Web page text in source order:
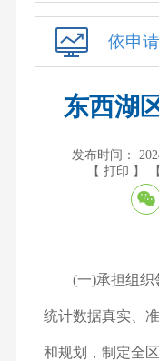
依申
东西湖
发布时间：
【 打印 】
(一)承担组织
统计数据真实、
和规划，制定全